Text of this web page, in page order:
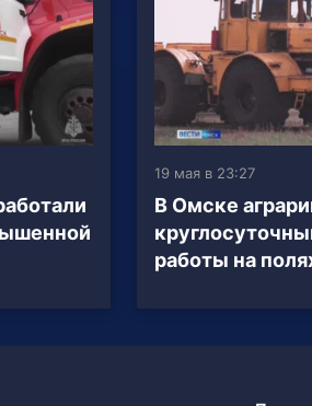
19 мая в 23:27
В Омске
работы на